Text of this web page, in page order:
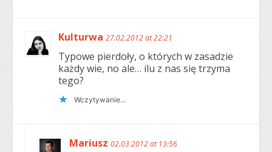
Kulturwa 27.02.2012 at 22:21
Typowe pierdoły, o których w zasadzie
każdy wie, no ale… ilu z nas się trzyma
tego?
Wczytywanie…
Mariusz 02.03.2012 at 13:56